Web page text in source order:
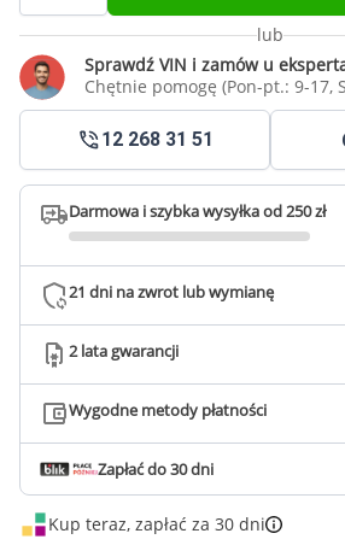
lub
Sprawdź VIN i zamów u
Chętnie pomogę (Pon-pt.: 9-17,
12 268 31 51
Darmowa i szybka wysyłka od 250 zł
21 dni na zwrot lub wymianę
2 lata gwarancji
Wygodne metody płatności
Zapłać do 30 dni
Kup teraz, zapłać za 30 dni